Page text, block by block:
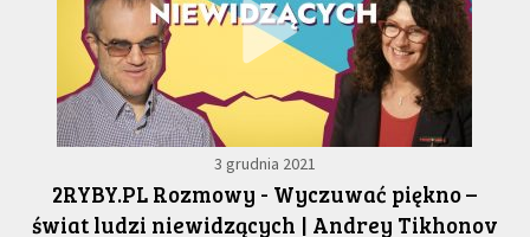
3 grudnia 2021
2RYBY.PL Rozmowy - Wyczuwać piękno –
świat ludzi niewidzących | Andrey Tikhonov